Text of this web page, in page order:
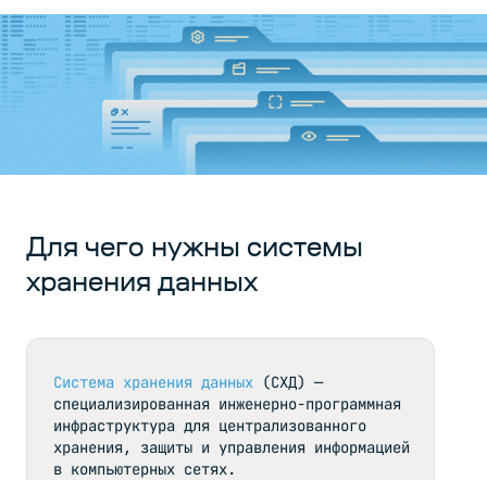
3
Классификация
СХД
Отказоустойчивость
СХД и
восстановление
после сбоев
5
помогает
бизнесу
организовать
предприятия
Как
Для чего нужны системы
хранения данных
Система хранения данных (СХД) —
специализированная инженерно-программная
инфраструктура для централизованного
хранения, защиты и управления информацией
в компьютерных сетях.